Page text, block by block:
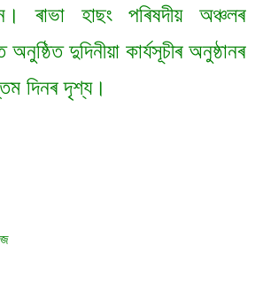
ৰাভা হাছং পৰিষদীয় অঞ্চলৰ
দুদিনীয়া কাৰ্যসূচীৰ অনুষ্ঠানৰ
দিনৰ দৃশ্য।